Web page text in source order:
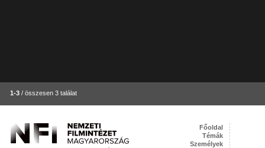
1-3 / összesen 3 találat
Főoldal
Témák
Személyek